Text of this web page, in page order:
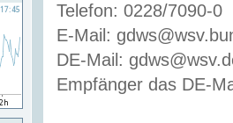
Telefon: 0228/7090-0
E-Mail:
DE-Mail:
Empfänger das DE-